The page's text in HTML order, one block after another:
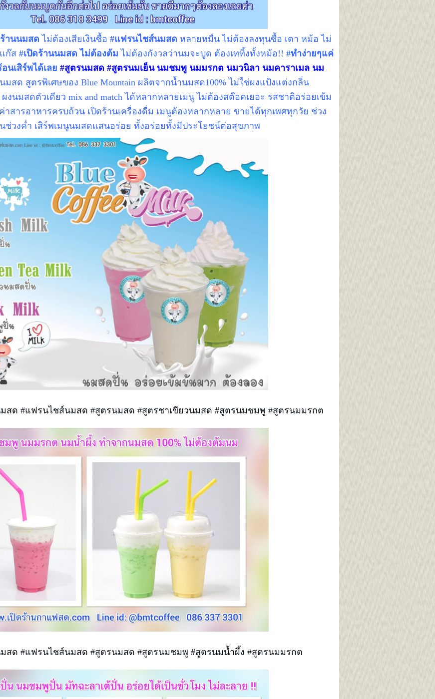
านนมสด ไม่ต้องเสียเงินซื้อ#แฟรนไชส์นมสด หลายหมื่น ไม่ต้องลงทุนซื้อ เตา หม้อ ไม่
แก๊ส#เปิดร้านนมสด ไม่ต้องต้ม ไม่ต้องกังวลว่านมจะบูด ต้องเททิ้งทั้งหม้อ!!#ทำง่ายๆแค่
นเสิร์พได้เลย #สูตรนมสด #สูตรนมเย็น นมชมพู นมมรกต นมวนิลา นมคาราเมล นม
มสด สูตรพิเศษของ Blue Mountain ผลิตจากน้ำนมสด100%ไม่ใช่ผงแป้งแต่งกลิ่น
ผงนมสดตัวเดียว mix and match ได้หลากหลายเมนู ไม่ต้องสต๊อคเยอะ รสชาติอร่อยเข้ม
สารอาหารครบถ้วน เปิดร้านเครื่องดื่ม เมนูต้องหลากหลาย ขายได้ทุกเพศทุกวัย ช่วง
นช่วงค่ำ เสิร์พเมนูนมสดแสนอร่อย ทั้งอร่อยทั้งมีประโยชน์ต่อสุขภาพ
มสด #แฟรนไชส์นมสด #สูตรนมสด #สูตรชาเขียวนมสด #สูตรนมชมพู #สูตรนมมรกต
มสด #แฟรนไชส์นมสด #สูตรนมสด #สูตรนมชมพู #สูตรนมน้ำผึ้ง #สูตรนมมรกต